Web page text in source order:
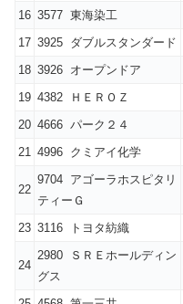
16 3577 東海染工
17 3925 ダブルスタンダード
18 3926 オープンドア
19 4382 ＨＥＲＯＺ
20 4666 パーク２４
21
4996 クミアイ化学
22
9704 アゴーラホスピタリ
ティーＧ
23 3116 トヨタ紡織
24
2980 ＳＲＥホールディン
グス